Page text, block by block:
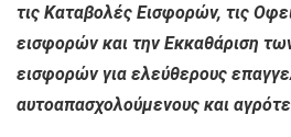
τις Καταβολές Εισφορών, τις
εισφορών και την Εκκαθάριση
εισφορών για ελεύθερους
αυτοαπασχολούμενους και